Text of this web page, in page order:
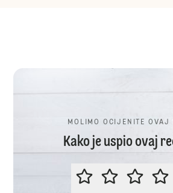
MOLIMO OCIJENITE OVAJ
Kako je uspio ovaj
MOLIMO